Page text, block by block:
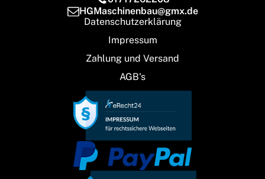
HGMaschinenbau@gmx.de
Datenschutzerklärung
Impressum
Zahlung und Versand
AGB's